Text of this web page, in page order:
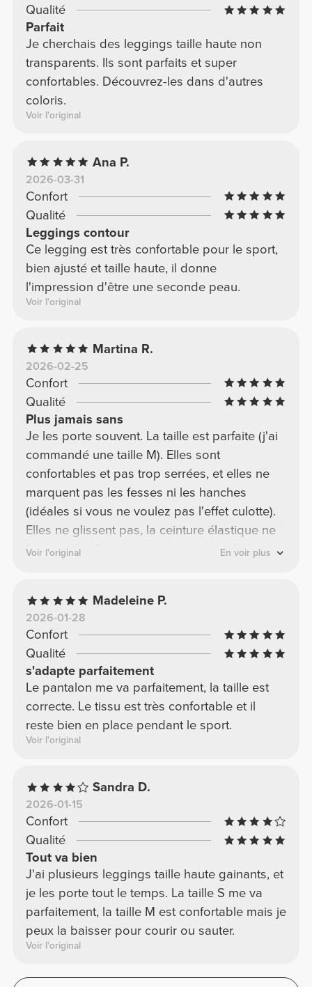
Qualité
Parfait
Je cherchais des leggings taille haute non
transparents. Ils sont parfaits et super
confortables. Découvrez-les dans d'autres
coloris.
Voir l'original
Ana P.
2026-03-31
Confort
Qualité
Leggings contour
Ce legging est très confortable pour le sport,
bien ajusté et taille haute, il donne
l'impression d'être une seconde peau.
Voir l'original
Martina R.
2026-02-25
Confort
Qualité
Plus jamais sans
Je les porte souvent. La taille est parfaite (j'ai
commandé une taille M). Elles sont
confortables et pas trop serrées, et elles ne
marquent pas les fesses ni les hanches
(idéales si vous ne voulez pas l'effet culotte).
Elles ne glissent pas, la ceinture élastique ne
fait pas de plis et on n'a pas besoin de les
pas transparentes et le tissu est épais et de
haute qualité. La taille haute est juste comme il
faut, pour une silhouette élégante. En résumé :
ce sont les leggings noirs parfaits pour vos
tenues basiques.
Voir l'original En voir plus
Madeleine P.
2026-01-28
Confort
Qualité
s'adapte parfaitement
Le pantalon me va parfaitement, la taille est
correcte. Le tissu est très confortable et il
reste bien en place pendant le sport.
Voir l'original
Sandra D.
2026-01-15
Confort
Qualité
Tout va bien
J'ai plusieurs leggings taille haute gainants, et
je les porte tout le temps. La taille S me va
parfaitement, la taille M est confortable mais je
peux la baisser pour courir ou sauter.
Voir l'original